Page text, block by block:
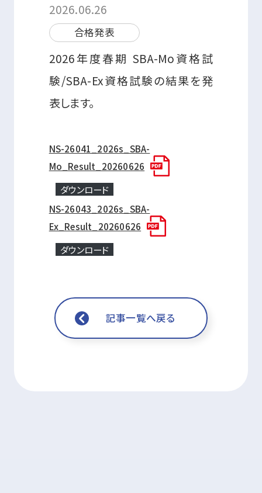
2026.06.26
合格発表
2026年度春期 SBA-Mo資格試
験/SBA-Ex資格試験の結果を発
表します。
NS-26041_2026s_SBA-
Mo_Result_20260626
ダウンロード
NS-26043_2026s_SBA-
Ex_Result_20260626
ダウンロード
記事一覧へ戻る